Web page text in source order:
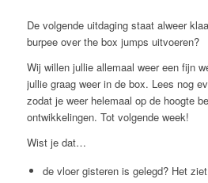
De volgende uitdaging staat alweer
burpee over the box jumps uitvoeren?
Wij willen jullie allemaal weer een fijn
jullie graag weer in de box. Lees nog
zodat je weer helemaal op de hoogte
ontwikkelingen. Tot volgende week!
Wist je dat…
de vloer gisteren is gelegd? Het